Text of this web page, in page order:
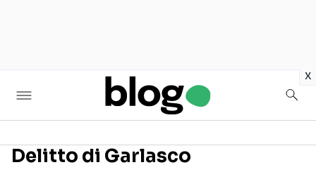
x
Delitto di Garlasco